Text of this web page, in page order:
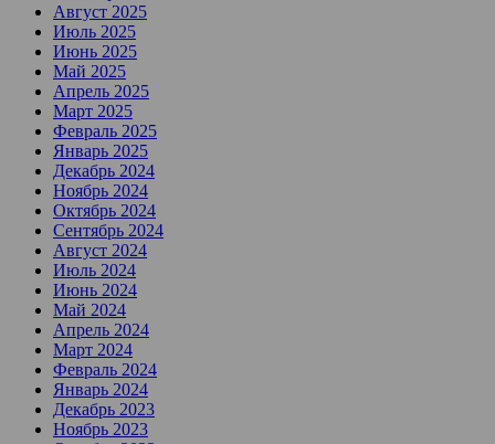
Август 2025
Июль 2025
Июнь 2025
Май 2025
Апрель 2025
Март 2025
Февраль 2025
Январь 2025
Декабрь 2024
Ноябрь 2024
Октябрь 2024
Сентябрь 2024
Август 2024
Июль 2024
Июнь 2024
Май 2024
Апрель 2024
Март 2024
Февраль 2024
Январь 2024
Декабрь 2023
Ноябрь 2023